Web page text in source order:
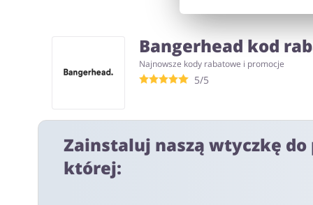
Turystyka i Podróże Usługi
Bangerhead kod
Najnowsze kody rabatowe i promocje
5/5
Zainstaluj naszą wtyczkę
której: